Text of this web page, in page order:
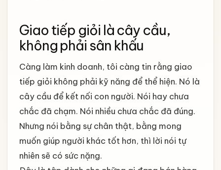
Giao tiếp giỏi là cây cầu,
không phải sân khấu
Càng làm kinh doanh, tôi càng tin rằng giao
tiếp giỏi không phải kỹ năng để thể hiện. Nó là
cây cầu để kết nối con người. Nói hay chưa
chắc đã chạm. Nói nhiều chưa chắc đã đúng.
Nhưng nói bằng sự chân thật, bằng mong
muốn giúp người khác tốt hơn, thì lời nói tự
nhiên sẽ có sức nặng.